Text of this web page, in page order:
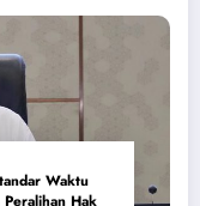
Waktu
Hak